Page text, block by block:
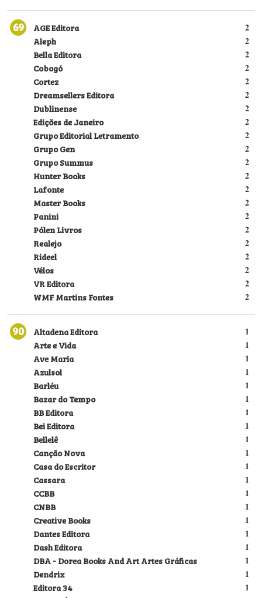
69 2
AGE Editora
2
Aleph
2
Bella Editora
2
Cobogó
2
Cortez
2
Dreamsellers Editora
2
Dublinense
2
Edições de Janeiro
2
Grupo Editorial Letramento
2
Grupo Gen
2
Grupo Summus
2
Hunter Books
2
Lafonte
2
Master Books
2
Panini
2
Pólen Livros
2
Realejo
2
Rideel
2
Vélos
2
VR Editora
2
WMF Martins Fontes
90 1
Altadena Editora
1
Arte e Vida
1
Ave Maria
1
Azulsol
1
Barléu
1
Bazar do Tempo
1
BB Editora
1
Bei Editora
1
Bellelê
1
Canção Nova
1
Casa do Escritor
1
Cassara
1
CCBB
1
CNBB
1
Creative Books
1
Dantes Editora
1
Dash Editora
1
DBA - Dorea Books And Art Artes Gráficas
1
Dendrix
1
Editora 34